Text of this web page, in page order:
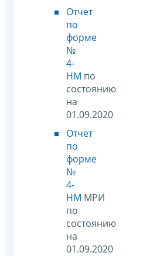
Отчет
по
форме
№
4-
НМ по
состоянию
на
01.09.2020
Отчет
по
форме
№
4-
НМ МРИ
по
состоянию
на
01.09.2020